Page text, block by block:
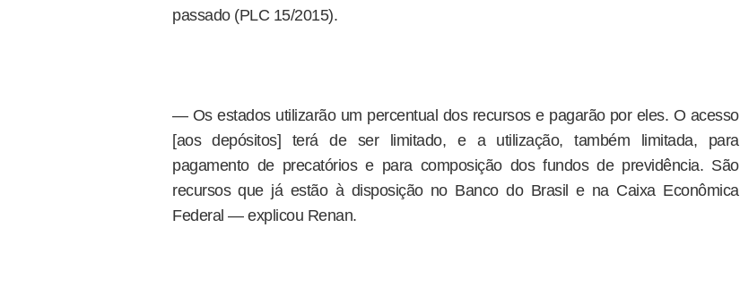
passado (PLC 15/2015).
— Os estados utilizarão um percentual dos recursos e pagarão por eles. O acesso
[aos depósitos] terá de ser limitado, e a utilização, também limitada, para
pagamento de precatórios e para composição dos fundos de previdência. São
recursos que já estão à disposição no Banco do Brasil e na Caixa Econômica
Federal — explicou Renan.